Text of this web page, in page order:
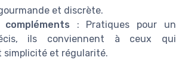
et discrète.
: Pratiques pour un
ils conviennent à ceux qui
simplicité et régularité.